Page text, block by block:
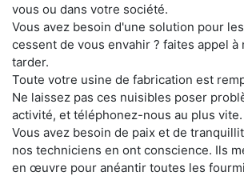
vous ou dans votre société.
Vous avez besoin d'une solution pour
cessent de vous envahir ? faites appel à
tarder.
Toute votre usine de fabrication est
Ne laissez pas ces nuisibles poser
activité, et téléphonez-nous au plus vite.
Vous avez besoin de paix et de
nos techniciens en ont conscience. Ils
en œuvre pour anéantir toutes les